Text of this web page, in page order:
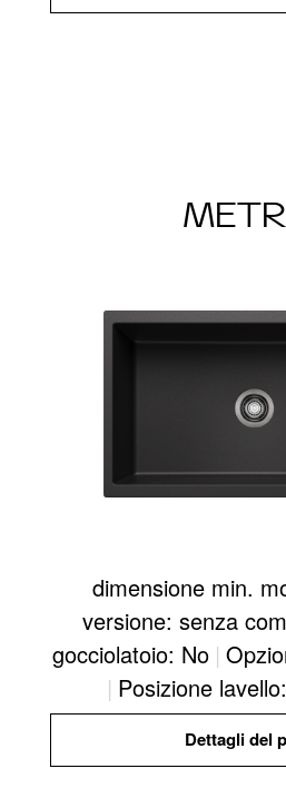
dimensione min.
versione: senza
gocciolatoio: No |
| Posizione
Dettagli del